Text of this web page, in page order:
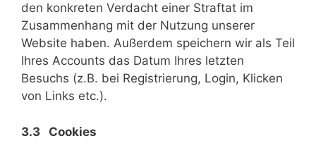
den konkreten Verdacht einer Straftat im
Zusammenhang mit der Nutzung unserer
Website haben. Außerdem speichern wir als Teil
Ihres Accounts das Datum Ihres letzten
Besuchs (z.B. bei Registrierung, Login, Klicken
von Links etc.).
3.3 Cookies